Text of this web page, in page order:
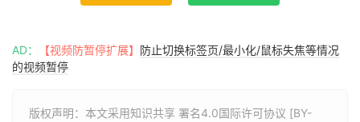
AD： 【视频防暂停扩展】 防止切换标签页/最小化/鼠标失焦等情况
的视频暂停
版权声明：本文采用知识共享 署名4.0国际许可协议 [BY-